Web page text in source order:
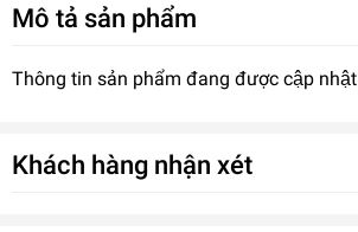
Mô tả sản phẩm
Thông tin sản phẩm đang được cập nhật
Khách hàng nhận xét